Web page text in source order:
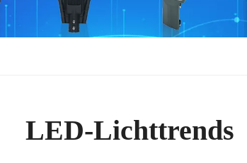
LED-Lichttrends